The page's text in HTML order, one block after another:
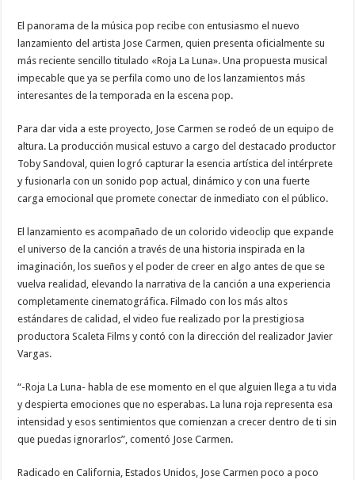
El panorama de la música pop recibe con entusiasmo el nuevo
lanzamiento del artista Jose Carmen, quien presenta oficialmente su
más reciente sencillo titulado «Roja La Luna». Una propuesta musical
impecable que ya se perfila como uno de los lanzamientos más
interesantes de la temporada en la escena pop.
Para dar vida a este proyecto, Jose Carmen se rodeó de un equipo de
altura. La producción musical estuvo a cargo del destacado productor
Toby Sandoval, quien logró capturar la esencia artística del intérprete
y fusionarla con un sonido pop actual, dinámico y con una fuerte
carga emocional que promete conectar de inmediato con el público.
El lanzamiento es acompañado de un colorido videoclip que expande
el universo de la canción a través de una historia inspirada en la
imaginación, los sueños y el poder de creer en algo antes de que se
vuelva realidad, elevando la narrativa de la canción a una experiencia
completamente cinematográfica. Filmado con los más altos
estándares de calidad, el video fue realizado por la prestigiosa
productora Scaleta Films y contó con la dirección del realizador Javier
Vargas.
“-Roja La Luna- habla de ese momento en el que alguien llega a tu vida
y despierta emociones que no esperabas. La luna roja representa esa
intensidad y esos sentimientos que comienzan a crecer dentro de ti sin
que puedas ignorarlos”, comentó Jose Carmen.
Radicado en California, Estados Unidos, Jose Carmen poco a poco